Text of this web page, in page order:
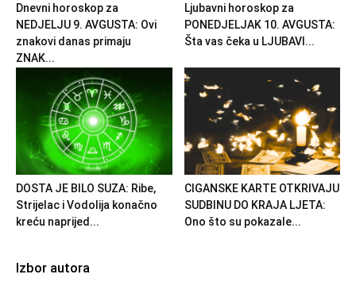
Dnevni horoskop za
NEDJELJU 9. AVGUSTA: Ovi
znakovi danas primaju
ZNAK...
Ljubavni horoskop za
PONEDJELJAK 10. AVGUSTA:
Šta vas čeka u LJUBAVI...
DOSTA JE BILO SUZA: Ribe,
Strijelac i Vodolija konačno
kreću naprijed...
CIGANSKE KARTE OTKRIVAJU
SUDBINU DO KRAJA LJETA:
Ono što su pokazale...
Izbor autora